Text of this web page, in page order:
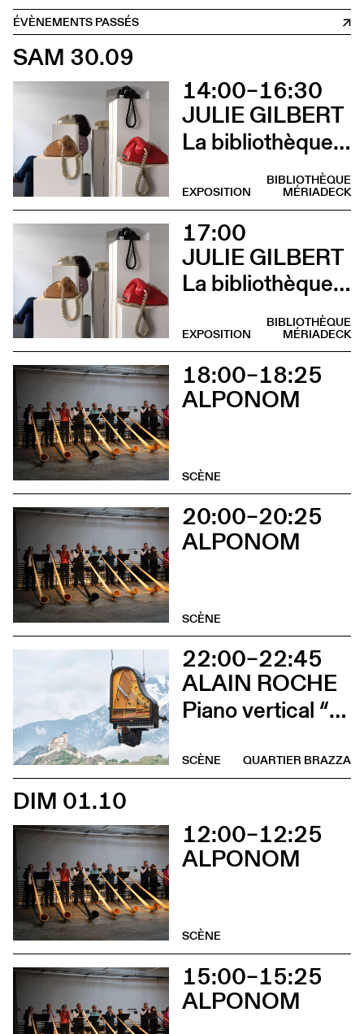
ÉVÈNEMENTS PASSÉS
SAM 30.09
14:00–16:30
JULIE GILBERT
La bibliothèque sonore des femmes (Atelier d’écriture par Julie Gilbert)
BIBLIOTHÈQUE
MÉRIADECK
EXPOSITION
17:00
JULIE GILBERT
La bibliothèque sonore des femmes (Vernissage)
BIBLIOTHÈQUE
MÉRIADECK
EXPOSITION
18:00–18:25
ALPONOM
SCÈNE
20:00–20:25
ALPONOM
SCÈNE
22:00–22:45
ALAIN ROCHE
Piano vertical “Chantier”
QUARTIER BRAZZA
SCÈNE
DIM 01.10
12:00–12:25
ALPONOM
SCÈNE
15:00–15:25
ALPONOM